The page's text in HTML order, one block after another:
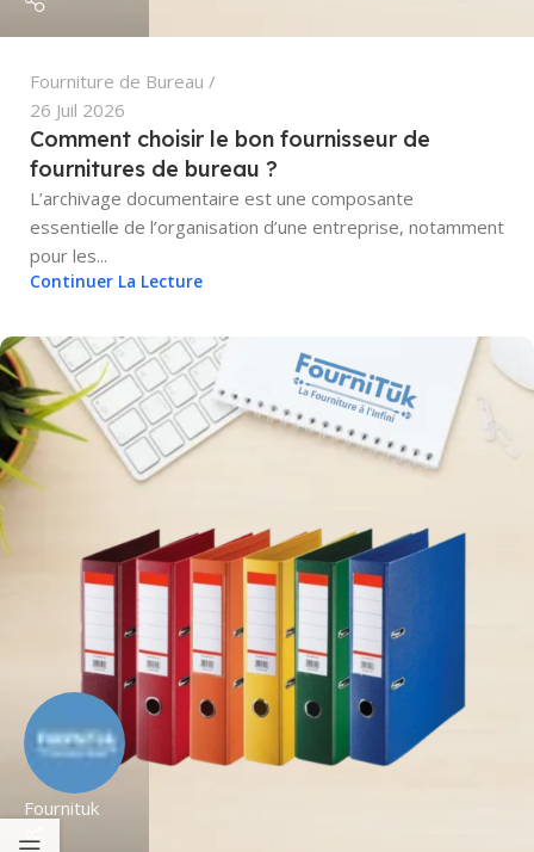
Fourniture de Bureau
26 Juil 2026
Comment choisir le bon fournisseur de
fournitures de bureau ?
L’archivage documentaire est une composante
essentielle de l’organisation d’une entreprise, notamment
pour les...
Continuer La Lecture
Fournituk